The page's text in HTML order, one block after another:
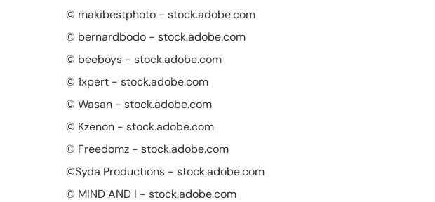
© makibestphoto - stock.adobe.com
© bernardbodo - stock.adobe.com
© beeboys - stock.adobe.com
© 1xpert - stock.adobe.com
© Wasan - stock.adobe.com
© Kzenon - stock.adobe.com
© Freedomz - stock.adobe.com
©Syda Productions - stock.adobe.com
© MIND AND I - stock.adobe.com